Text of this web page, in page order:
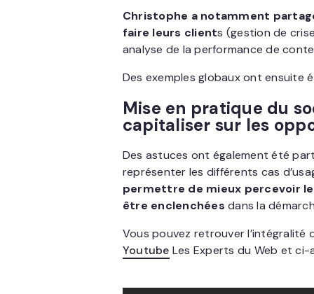
Christophe a notamment
faire leurs clients (gestion de
analyse de la performance de
Des exemples globaux ont ensuite
Mise en pratique du
capitaliser sur les
Des astuces ont également été
représenter les différents cas
permettre de mieux percevoir
être enclenchées dans la
Vous pouvez retrouver l’intégralité
Youtube Les Experts du Web et ci-